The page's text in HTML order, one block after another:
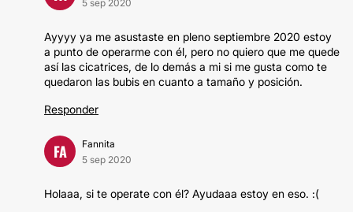
5 sep 2020
Ayyyy ya me asustaste en pleno septiembre 2020 estoy
a punto de operarme con él, pero no quiero que me quede
así las cicatrices, de lo demás a mi si me gusta como te
quedaron las bubis en cuanto a tamaño y posición.
Responder
FA
Fannita
5 sep 2020
Holaaa, si te operate con él? Ayudaaa estoy en eso. :(